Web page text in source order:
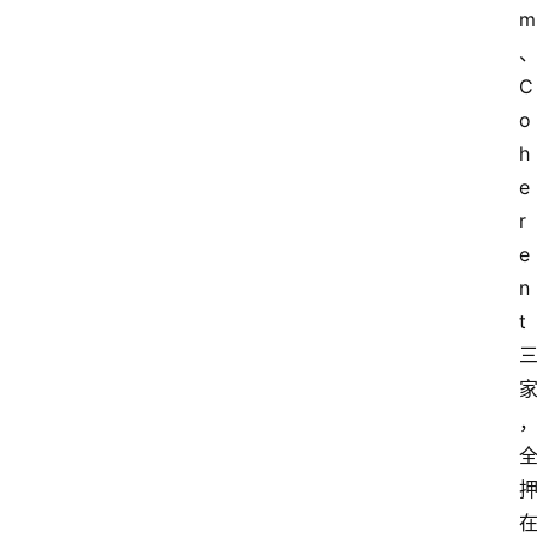
m
、
C
o
h
e
r
e
n
t
三
家
，
全
押
在